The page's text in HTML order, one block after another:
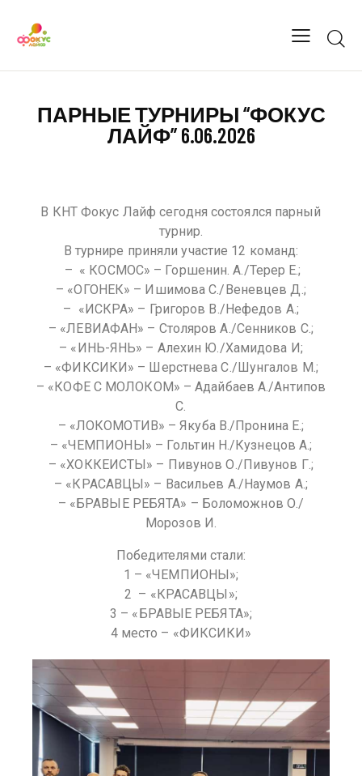
ПАРНЫЕ ТУРНИРЫ “ФОКУС
ЛАЙФ” 6.06.2026
В КНТ Фокус Лайф сегодня состоялся парный
турнир.
В турнире приняли участие 12 команд:
⁠ – ⁠ « КОСМОС» – Горшенин. А./Терер Е.;
– «ОГОНЕК» – Ишимова С./Веневцев Д.;
– ⁠ «ИСКРА» – Григоров В./Нефедов А.;
– «ЛЕВИАФАН» – Столяров А./Сенников С.;
– «ИНЬ-ЯНЬ» – Алехин Ю./Хамидова И;
– «ФИКСИКИ» – Шерстнева С./Шунгалов М.;
– «КОФЕ С МОЛОКОМ» – Адайбаев А./Антипов
С.
– «ЛОКОМОТИВ» – Якуба В./Пронина Е.;
– «ЧЕМПИОНЫ» – Гольтин Н./Кузнецов А.;
– «ХОККЕИСТЫ» – Пивунов О./Пивунов Г.;
– «КРАСАВЦЫ» – Васильев А./Наумов А.;
– «БРАВЫЕ РЕБЯТА» – Боломожнов О./
Морозов И.
Победителями стали:
1 – «ЧЕМПИОНЫ»;
2 – «КРАСАВЦЫ»;
3 – «БРАВЫЕ РЕБЯТА»;
4 место – «ФИКСИКИ»